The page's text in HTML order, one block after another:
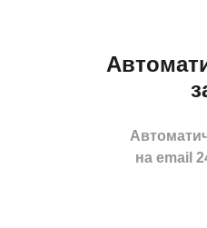
на email